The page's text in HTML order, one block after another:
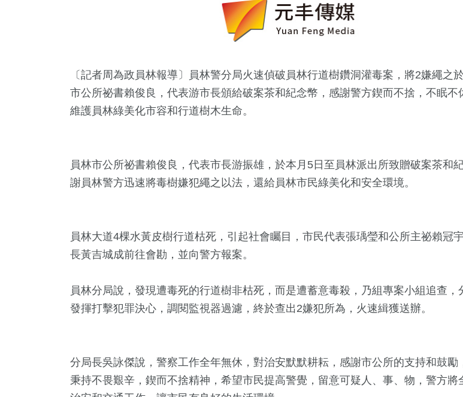
〔記者周為政員林報導〕員林警分局火速偵破員林行道樹鑽洞灌毒案，將2嫌繩之
市公所祕書賴俊良，代表游市長頒給破案茶和紀念幣，感謝警方鍥而不捨，不眠不
維護員林綠美化市容和行道樹木生命。
員林市公所祕書賴俊良，代表市長游振雄，於本月5日至員林派出所致贈破案茶和
謝員林警方迅速將毒樹嫌犯繩之以法，還給員林市民綠美化和安全環境。
員林大道4棵水黃皮樹行道枯死，引起社會矚目，市民代表張瑀瑩和公所主祕賴冠
長黃吉城成前往會勘，並向警方報案。
員林分局說，發現遭毒死的行道樹非枯死，而是遭蓄意毒殺，乃組專案小組追查，
發揮打擊犯罪決心，調閱監視器過濾，終於查出2嫌犯所為，火速緝獲送辦。
分局長吳詠傑說，警察工作全年無休，對治安默默耕耘，感謝市公所的支持和鼓勵
秉持不畏艱辛，鍥而不捨精神，希望市民提高警覺，留意可疑人、事、物，警方將
+ 19+
+ 6+
41+
12+ 0+ 326+